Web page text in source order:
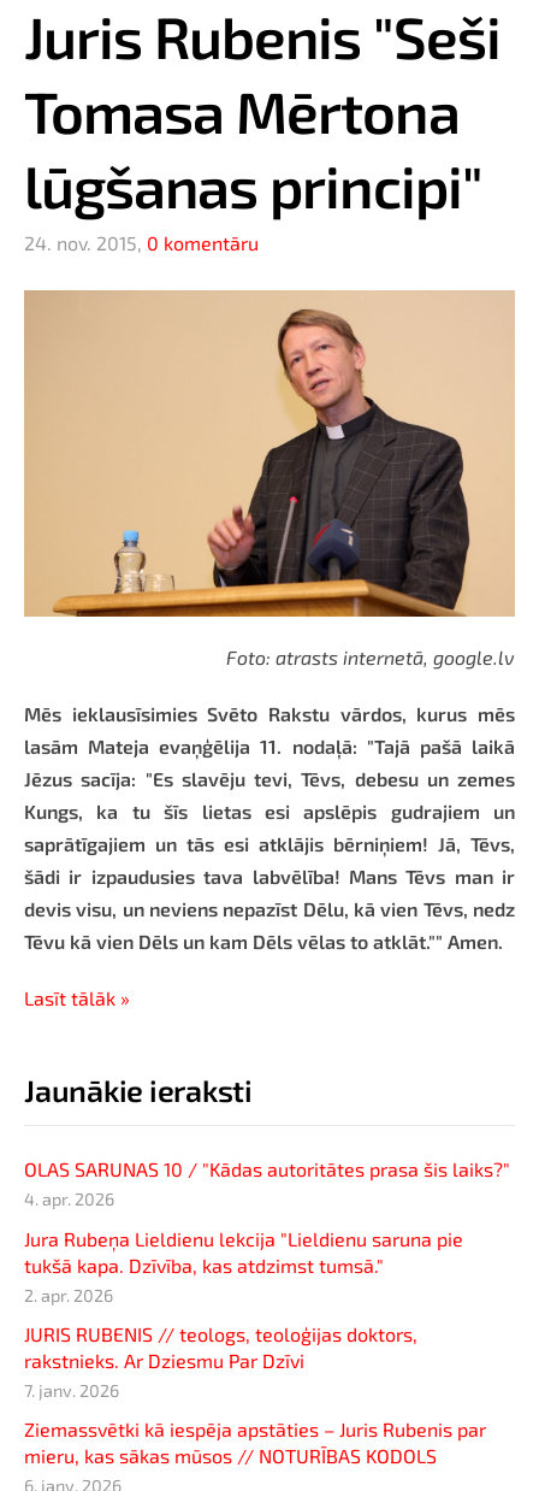
Jaunākie ieraksti
OLAS SARUNAS 10 / "Kādas autoritātes prasa šis laiks?"
4. apr. 2026
Jura Rubeņa Lieldienu lekcija "Lieldienu saruna pie
tukšā kapa. Dzīvība, kas atdzimst tumsā."
2. apr. 2026
JURIS RUBENIS // teologs, teoloģijas doktors,
rakstnieks. Ar Dziesmu Par Dzīvi
7. janv. 2026
Ziemassvētki kā iespēja apstāties – Juris Rubenis par
mieru, kas sākas mūsos // NOTURĪBAS KODOLS
6. janv. 2026
Juris Rubenis "Seši
Tomasa Mērtona
lūgšanas principi"
24. nov. 2015, 0 komentāru
Foto: atrasts internetā, google.lv
Mēs ieklausīsimies Svēto Rakstu vārdos, kurus mēs
lasām Mateja evaņģēlija 11. nodaļā: "Tajā pašā laikā
Jēzus sacīja: "Es slavēju tevi, Tēvs, debesu un zemes
Kungs, ka tu šīs lietas esi apslēpis gudrajiem un
saprātīgajiem un tās esi atklājis bērniņiem! Jā, Tēvs,
šādi ir izpaudusies tava labvēlība! Mans Tēvs man ir
devis visu, un neviens nepazīst Dēlu, kā vien Tēvs, nedz
Tēvu kā vien Dēls un kam Dēls vēlas to atklāt."" Amen.
Lasīt tālāk »